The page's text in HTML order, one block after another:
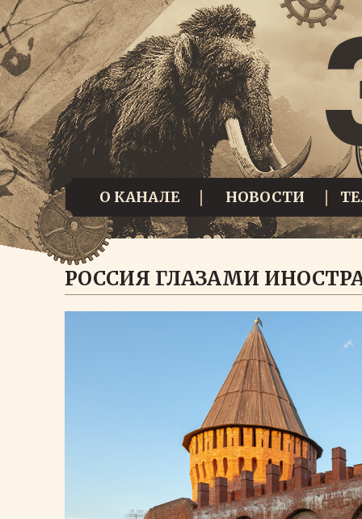
О КАНАЛЕ НОВОСТИ
РОССИЯ ГЛАЗАМИ